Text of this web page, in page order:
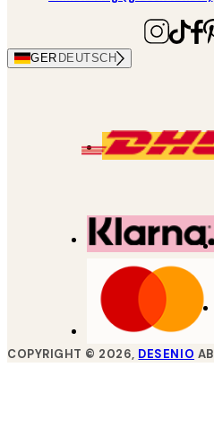
GER DEUTSCH
COPYRIGHT © 2026, DESENIO AB